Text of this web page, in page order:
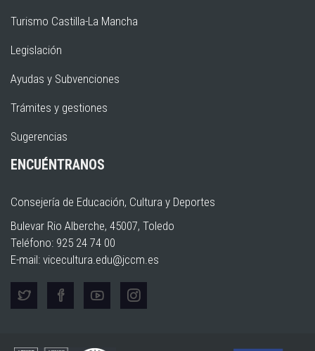
Turismo Castilla-La Mancha
Legislación
Ayudas y Subvenciones
Trámites y gestiones
Sugerencias
ENCUÉNTRANOS
Consejería de Educación, Cultura y Deportes
Bulevar Rio Alberche, 45007, Toledo
Teléfono: 925 24 74 00
E-mail: vicecultura.edu@jccm.es